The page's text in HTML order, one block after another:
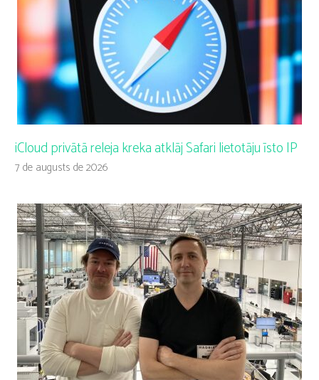
iCloud privātā releja kreka atklāj Safari lietotāju īsto IP
7 de augusts de 2026